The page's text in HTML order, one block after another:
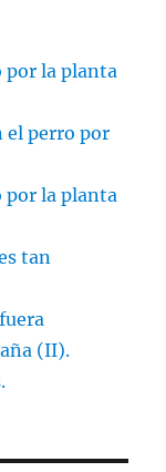
la planta
el perro por
la planta
tan
(II).